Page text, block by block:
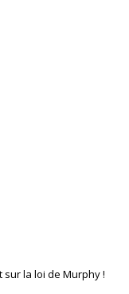
sur la loi de Murphy !